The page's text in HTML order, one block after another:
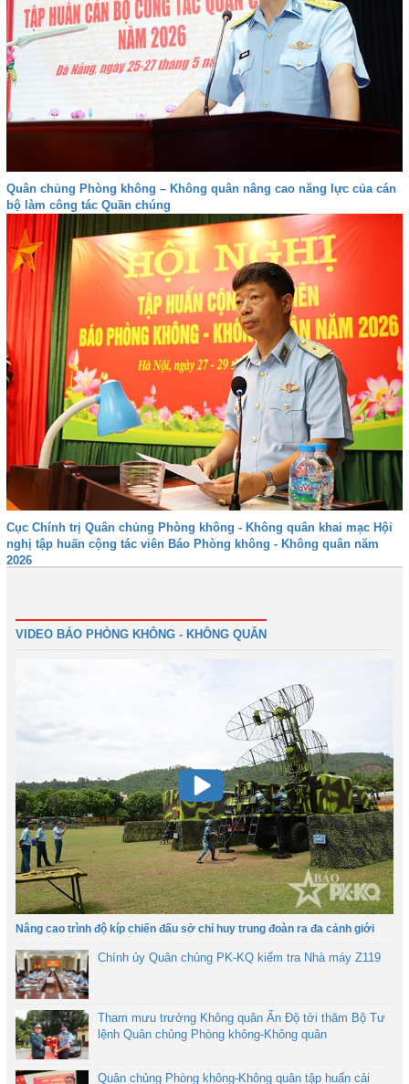
Quân chủng Phòng không – Không quân nâng cao năng lực của cán
bộ làm công tác Quần chúng
Cục Chính trị Quân chủng Phòng không - Không quân khai mạc Hội
nghị tập huấn cộng tác viên Báo Phòng không - Không quân năm
2026
VIDEO BÁO PHÒNG KHÔNG - KHÔNG QUÂN
Nâng cao trình độ kíp chiến đấu sở chỉ huy trung đoàn ra đa cảnh giới
Chính ủy Quân chủng PK-KQ kiểm tra Nhà máy Z119
Tham mưu trưởng Không quân Ấn Độ tới thăm Bộ Tư
lệnh Quân chủng Phòng không-Không quân
Quân chủng Phòng không-Không quân tập huấn cải